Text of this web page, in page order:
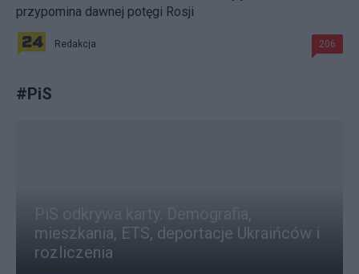
przypomina dawnej potęgi Rosji
Redakcja 206
#PiS
mieszkania, ETS, deportacje Ukraińców i
rozliczenia